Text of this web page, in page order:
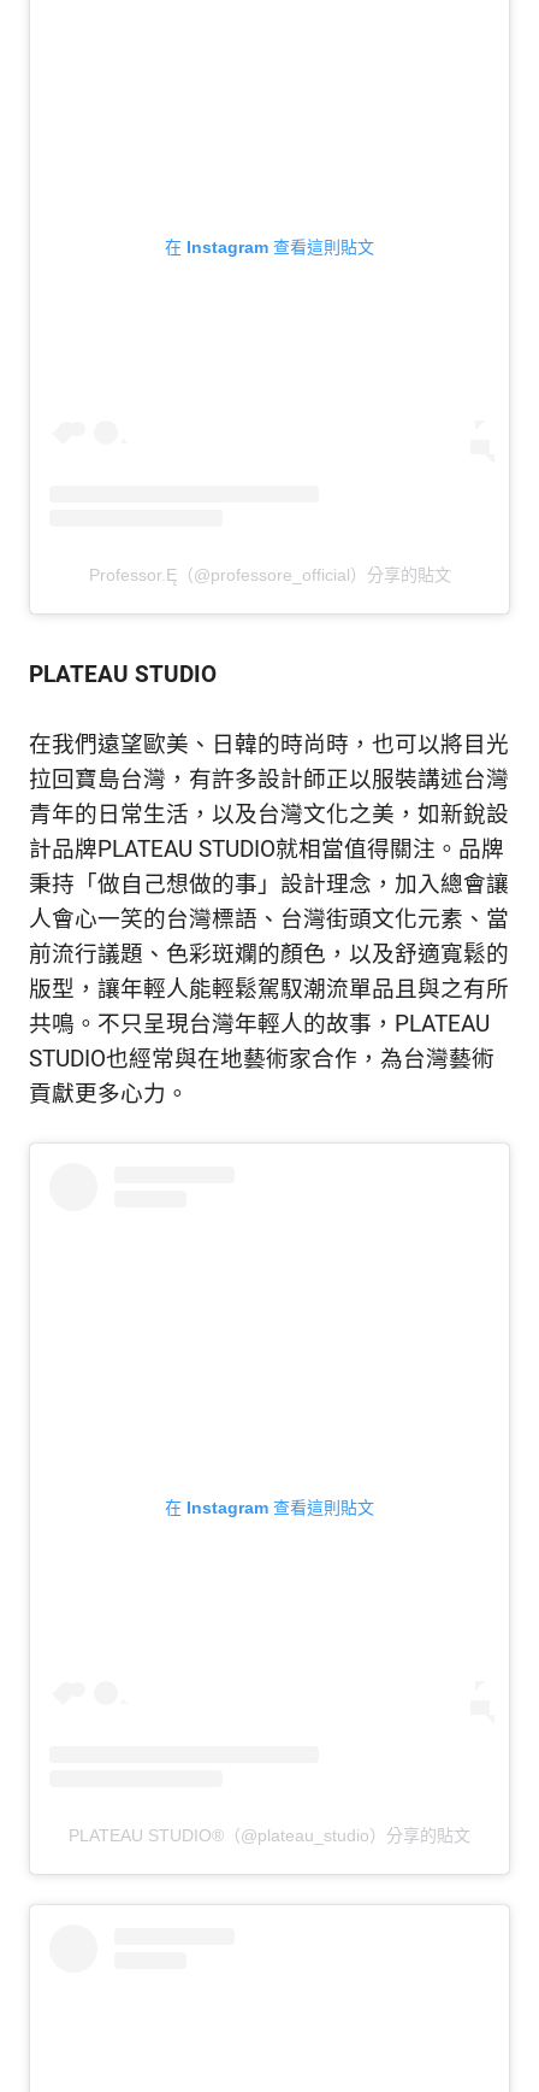
在 Instagram 查看這則貼文
Professor.Ę（@professore_official）分享的貼文
PLATEAU STUDIO
在我們遠望歐美、日韓的時尚時，也可以將目光
拉回寶島台灣，有許多設計師正以服裝講述台灣
青年的日常生活，以及台灣文化之美，如新銳設
計品牌PLATEAU STUDIO就相當值得關注。品牌
秉持「做自己想做的事」設計理念，加入總會讓
人會心一笑的台灣標語、台灣街頭文化元素、當
前流行議題、色彩斑斕的顏色，以及舒適寬鬆的
版型，讓年輕人能輕鬆駕馭潮流單品且與之有所
共鳴。不只呈現台灣年輕人的故事，PLATEAU
STUDIO也經常與在地藝術家合作，為台灣藝術
貢獻更多心力。
在 Instagram 查看這則貼文
PLATEAU STUDIO®（@plateau_studio）分享的貼文